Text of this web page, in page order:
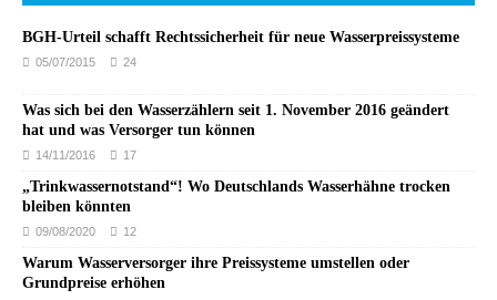
BGH-Urteil schafft Rechtssicherheit für neue Wasserpreissysteme
05/07/2015 24
Was sich bei den Wasserzählern seit 1. November 2016 geändert
hat und was Versorger tun können
14/11/2016 17
„Trinkwassernotstand“! Wo Deutschlands Wasserhähne trocken
bleiben könnten
09/08/2020 12
Warum Wasserversorger ihre Preissysteme umstellen oder
Grundpreise erhöhen